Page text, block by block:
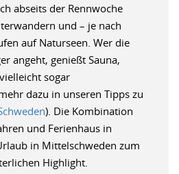
abseits der Rennwoche
und – je nach
auf Naturseen. Wer die
angeht, genießt Sauna,
sogar
dazu in unseren Tipps zu
). Die Kombination
und Ferienhaus in
in Mittelschweden zum
Highlight.